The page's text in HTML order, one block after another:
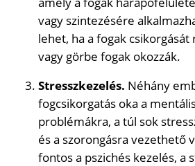
vagy szintezésére
lehet, ha a fogak
vagy görbe fogak okozzák.
Stresszkezelés. Néhány
fogcsikorgatás oka a
problémákra, a túl sok
és a szorongásra vezethető
fontos a pszichés kezelés, a